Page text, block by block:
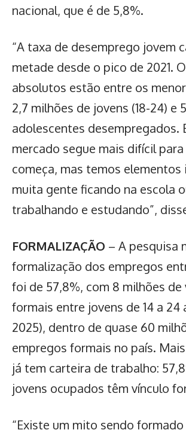
nacional, que é de 5,8%.
“A taxa de desemprego jovem
metade desde o pico de 2021.
absolutos estão entre os
2,7 milhões de jovens (18-24) e
adolescentes desempregados.
mercado segue mais difícil
começa, mas temos
muita gente ficando na escola
trabalhando e estudando”,
FORMALIZAÇÃO – A pesquisa
formalização dos empregos
foi de 57,8%, com 8 milhões de
formais entre jovens de 14 a 24
2025), dentro de quase 60
empregos formais no país.
já tem carteira de trabalho:
jovens ocupados têm vínculo
“Existe um mito sendo